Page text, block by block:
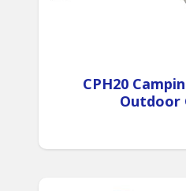
CPH20
Outdoor